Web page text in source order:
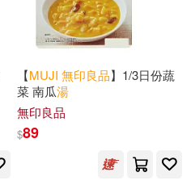
【MUJI 無印良品】1/3日份蔬
菜 南瓜湯
無印良品
$89